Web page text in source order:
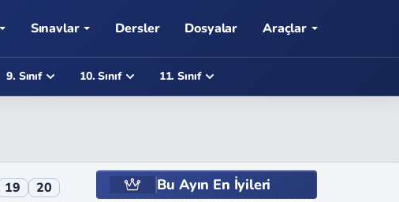
Sınavlar Dersler Dosyalar Araçlar
9. Sınıf 10. Sınıf 11. Sınıf
19 20 Bu Ayın En İyileri